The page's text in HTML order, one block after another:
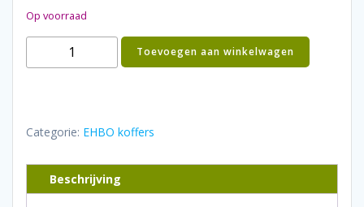
Op voorraad
OP
aantal
Toevoegen aan winkelwagen
Categorie: EHBO koffers
Beschrijving